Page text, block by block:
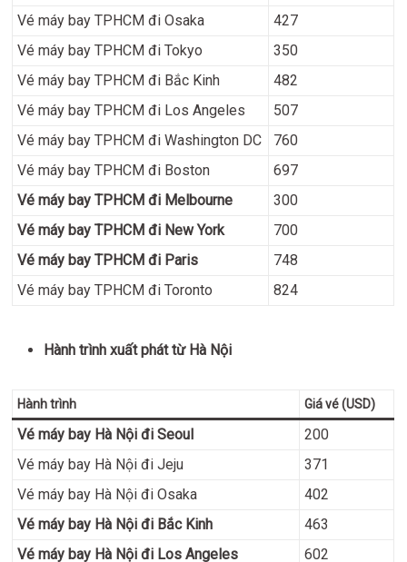
Vé máy bay TPHCM đi Osaka
427
Vé máy bay TPHCM đi Tokyo
350
Vé máy bay TPHCM đi Bắc Kinh
482
Vé máy bay TPHCM đi Los Angeles
507
Vé máy bay TPHCM đi Washington DC
760
Vé máy bay TPHCM đi Boston
697
Vé máy bay TPHCM đi Melbourne
300
Vé máy bay TPHCM đi New York
700
Vé máy bay TPHCM đi Paris
748
Vé máy bay TPHCM đi Toronto
824
Hành trình xuất phát từ Hà Nội
Hành trình Giá vé (USD)
Vé máy bay Hà Nội đi Seoul
200
Vé máy bay Hà Nội đi Jeju
371
Vé máy bay Hà Nội đi Osaka
402
Vé máy bay Hà Nội đi Bắc Kinh
463
Vé máy bay Hà Nội đi Los Angeles
602